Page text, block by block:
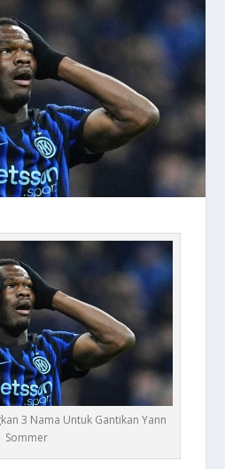
3 Nama Untuk Gantikan Yann
Sommer